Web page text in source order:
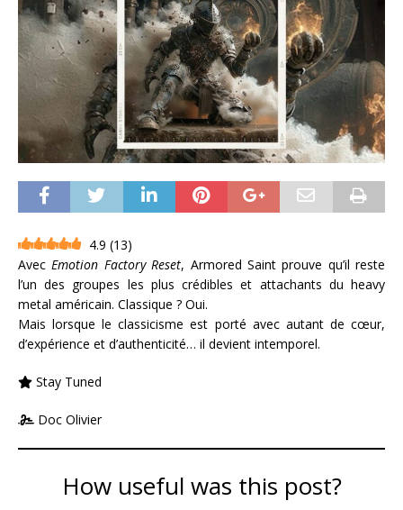
4.9 (13)
AvecEmotion Factory Reset, Armored Saint prouve qu’il reste
l’un des groupes les plus crédibles et attachants du heavy
metal américain. Classique ? Oui.
Mais lorsque le classicisme est porté avec autant de cœur,
d’expérience et d’authenticité… il devient intemporel.
Stay Tuned
Doc Olivier
How useful was this post?